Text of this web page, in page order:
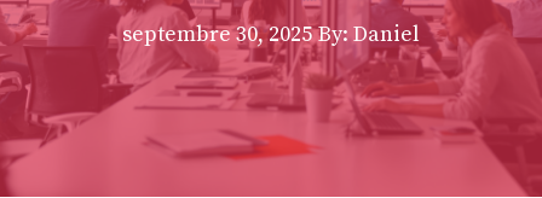
septembre 30, 2025 By: Daniel